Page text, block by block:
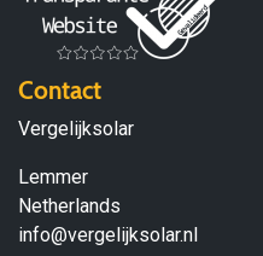
Contact
Vergelijksolar
Lemmer
Netherlands
info@vergelijksolar.nl